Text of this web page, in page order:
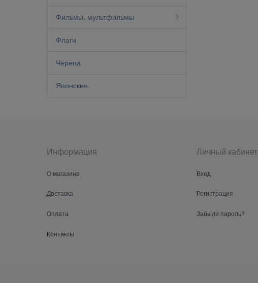
Фильмы, мультфильмы
Флаги
Черепа
Японские
Информация
О магазине
Доставка
Оплата
Контакты
Личный кабинет
Вход
Регистрация
Забыли пароль?